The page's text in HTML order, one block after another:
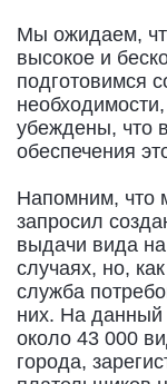
Мы ожидаем,
высокое и
подготовимся
убеждены, что
обеспечения
Напомним, что
запросил
выдачи вида
случаях, но,
служба
них. На
около 43 000
города,